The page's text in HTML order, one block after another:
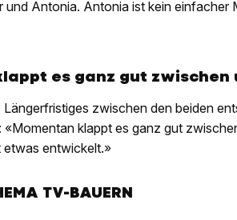
und Antonia. Antonia ist kein einfacher
es ganz gut zwischen
zwischen den beiden
«Momentan klappt es ganz gut
etwas entwickelt.»
TV-BAUERN